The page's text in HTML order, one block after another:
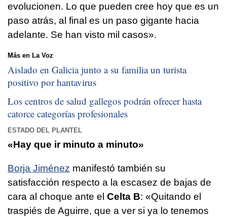
evolucionen. Lo que pueden cree hoy que es un
paso atrás, al final es un paso gigante hacia
adelante. Se han visto mil casos».
Más en La Voz
Aislado en Galicia junto a su familia un turista
positivo por hantavirus
Los centros de salud gallegos podrán ofrecer hasta
catorce categorías profesionales
ESTADO DEL PLANTEL
«Hay que ir minuto a minuto»
Borja Jiménez manifestó también su
satisfacción respecto a la escasez de bajas de
cara al choque ante el Celta B: «Quitando el
traspiés de Aguirre, que a ver si ya lo tenemos